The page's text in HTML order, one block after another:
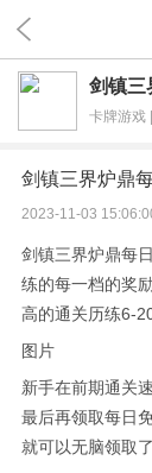
剑镇三
卡牌游戏
剑镇三界炉鼎
2023-11-03
剑镇三界炉鼎每
练的每一档的奖
高的通关历练6-
图片
新手在前期通关
最后再领取每日
就可以无脑领取了